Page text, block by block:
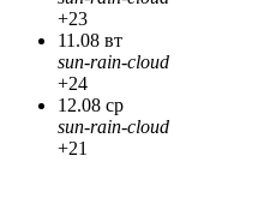
+23
11.08 вт
sun-rain-cloud
+24
12.08 ср
sun-rain-cloud
+21